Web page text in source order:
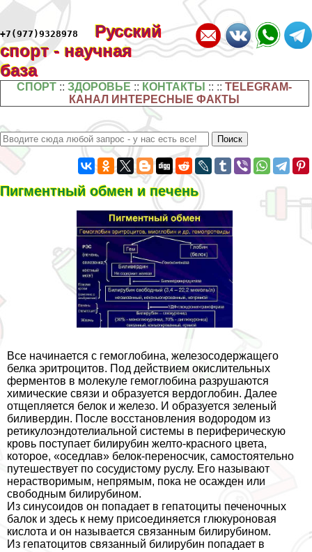
+7(977)9328978
Русский
спорт - научная
база
СПОРТ ::ЗДОРОВЬЕ :: КОНТАКТЫ :: ::TELEGRAM-
КАНАЛ ИНТЕРЕСНЫЕ ФАКТЫ
Пигментный обмен и печень
Все начинается с гемоглобина, железосодержащего
белка эритроцитов. Под действием окислительных
ферментов в молекуле гемоглобина разрушаются
химические связи и образуется вердоглобин. Далее
отщепляется белок и железо. И образуется зеленый
биливердин. После восстановления водородом из
ретикулоэндотелиальной системы в периферическую
кровь поступает билирубин желто-красного цвета,
которое, «оседлав» белок-переносчик, самостоятельно
путешествует по сосудистому руслу. Его называют
нерастворимым, непрямым, пока не осажден или
свободным билирубином.
Из синусоидов он попадает в гепатоциты печеночных
балок и здесь к нему присоединяется глюкуроновая
кислота и он называется связанным билирубином.
Из гепатоцитов связанный билирубин попадает в